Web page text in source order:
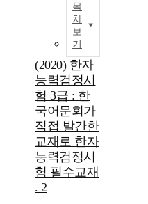
목
차
보
기
(2020) 한자
능력검정시
험 3급 : 한
국어문회가
직접 발간한
교재로 한자
능력검정시
험 필수교재
. 2